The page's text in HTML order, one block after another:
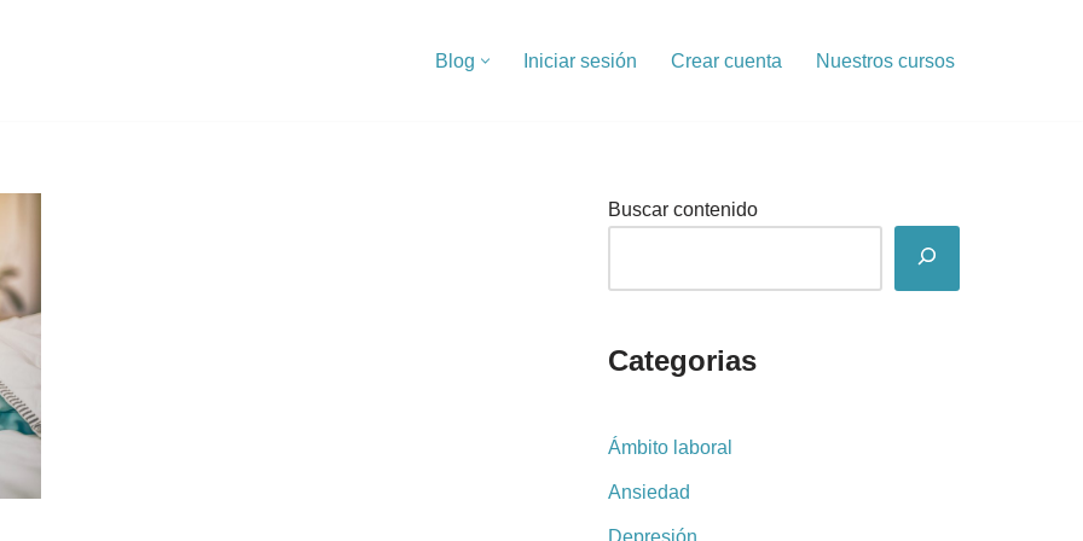
Blog Iniciar sesión Crear cuenta Nuestros cursos
Buscar contenido
Categorias
Ámbito laboral
Ansiedad
Depresión